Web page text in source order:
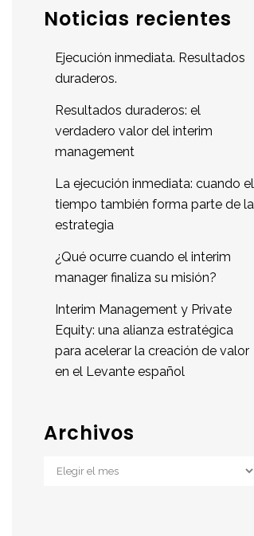
Noticias recientes
Ejecución inmediata. Resultados
duraderos.
Resultados duraderos: el
verdadero valor del interim
management
La ejecución inmediata: cuando el
tiempo también forma parte de la
estrategia
¿Qué ocurre cuando el interim
manager finaliza su misión?
Interim Management y Private
Equity: una alianza estratégica
para acelerar la creación de valor
en el Levante español
Archivos
Archivos